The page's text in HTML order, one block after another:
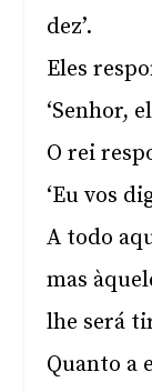
dez’.
Eles
‘Senhor,
O rei
‘Eu vos
A todo
mas
lhe será
Quanto a